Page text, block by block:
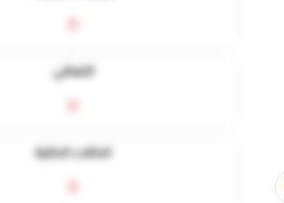
التعافي